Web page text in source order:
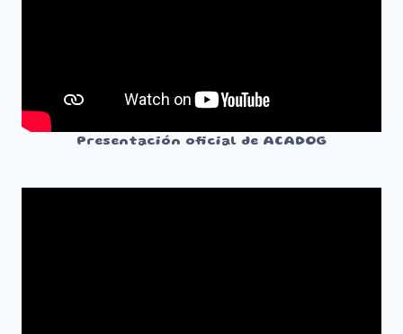
Presentación oficial de ACADOG